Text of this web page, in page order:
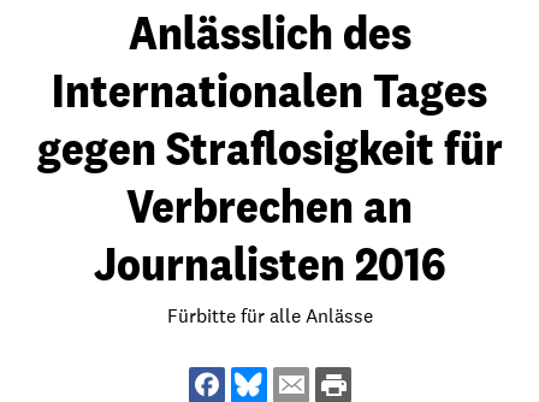
Anlässlich des
Internationalen Tages
gegen Straflosigkeit für
Verbrechen an
Journalisten 2016
Fürbitte für alle Anlässe